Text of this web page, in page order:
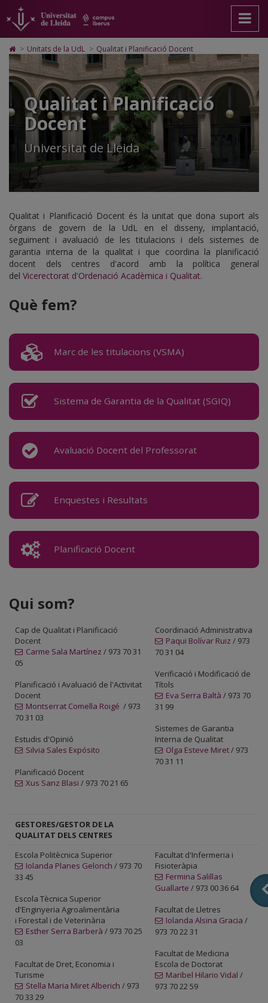
Qualitat
Planificació
Docent
pàgina
principal.
Universitat
Lleida
contingut
principal
pàgina
Mapa
Web.
Universitat
Lleida
Cerca
Accessibilitat.
Universitat
Lleida
Icono
de
Home
para
ir
página
> Unitats de la UdL > Qualitat i Planificació Docent
Qualitat i Planificació
Docent
Universitat de Lleida
Qualitat i Planificació Docent és la unitat que dona suport als
òrgans de govern de la UdL en el disseny, implantació,
seguiment i avaluació de les titulacions i dels sistemes de
garantia interna de la qualitat i que coordina la planificació
docent dels centres d'acord amb la política general
del Vicerectorat d'Ordenació Acadèmica i Qualitat.
Què fem?
Marc de les titulacions (VSMA)
Sistema de Garantia de la Qualitat (SGIQ)
Avaluació Docent del Professorat
Enquestes i Resultats
Planificació Docent
Qui som?
Cap de Qualitat i Planificació
Docent
Carme Sala Martínez / 973 70 31
05
Planificació i Avaluació de l'Activitat
Docent
Montserrat Comella Roigé / 973
70 31 03
Estudis d'Opinió
Silvia Sales Expósito
Planificació Docent
Xus Sanz Blasi / 973 70 21 65
Coordinació Administrativa
Paqui Bolívar Ruiz / 973
70 31 04
Verificació i Modificació de
Títols
Eva Serra Baltà / 973 70
31 99
Sistemes de Garantia
Interna de Qualitat
Olga Esteve Miret/ 973
70 31 11
GESTORES/GESTOR DE LA
QUALITAT DELS CENTRES
Escola Politècnica Superior
Iolanda Planes Gelonch / 973 70
33 45
Escola Tècnica Superior
d'Enginyeria Agroalimentària
i Forestal i de Veterinària
Esther Serra Barberà / 973 70 25
03
Facultat de Dret, Economia i
Turisme
Stella Maria Miret Alberich / 973
70 33 29
Facultat d'Infermeria i
Fisioteràpia
Fermina Salillas
Guallarte / 973 00 36 64
Facultat de Lletres
Iolanda Alsina Gracia /
973 70 22 31
Facultat de Medicina
Escola de Doctorat
Maribel Hilario Vidal /
973 70 22 59